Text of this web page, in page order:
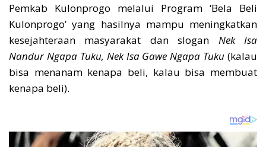
Pemkab Kulonprogo melalui Program ‘Bela Beli
Kulonprogo’ yang hasilnya mampu meningkatkan
kesejahteraan masyarakat dan slogan Nek Isa
Nandur Ngapa Tuku, Nek Isa Gawe Ngapa Tuku (kalau
bisa menanam kenapa beli, kalau bisa membuat
kenapa beli).